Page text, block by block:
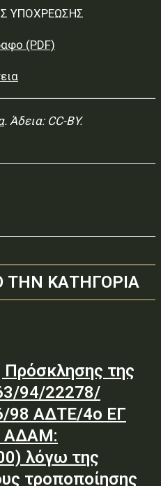
ΥΠΟΧΡΕΩΣΗΣ
(PDF)
. Άδεια: CC-BY.
ΤΗΝ ΚΑΤΗΓΟΡΙΑ
της
94/22278/
98 ΑΔΤΕ/4ο ΕΓ
ΑΔΑΜ:
λόγω της
τροποποίησης